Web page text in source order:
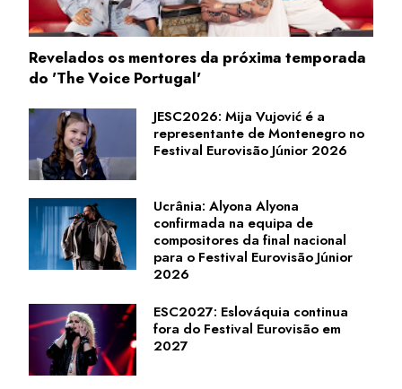
Revelados os mentores da próxima temporada
do 'The Voice Portugal'
JESC2026: Mija Vujović é a
representante de Montenegro no
Festival Eurovisão Júnior 2026
Ucrânia: Alyona Alyona
confirmada na equipa de
compositores da final nacional
para o Festival Eurovisão Júnior
2026
ESC2027: Eslováquia continua
fora do Festival Eurovisão em
2027